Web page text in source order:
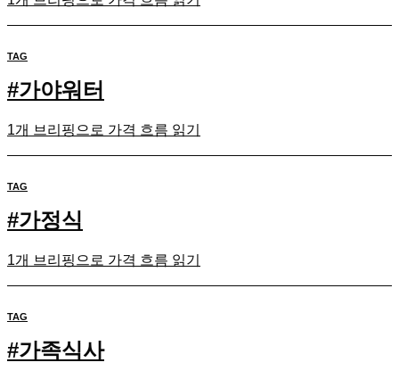
TAG
#가야워터
1개 브리핑으로 가격 흐름 읽기
TAG
#가정식
1개 브리핑으로 가격 흐름 읽기
TAG
#가족식사